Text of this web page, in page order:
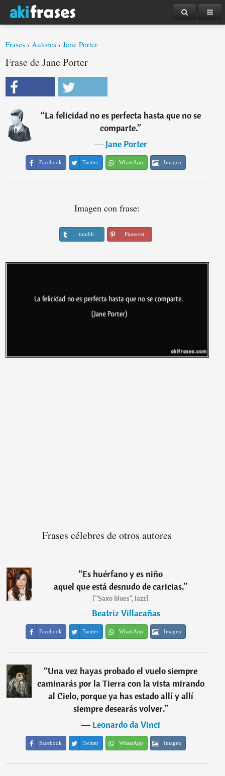
Frases ›Autores ›Jane Porter
Frase de Jane Porter
“La felicidad no es perfecta hasta que no se
comparte.”
―Jane Porter
Facebook Twitter WhatsApp Imagen
Imagen con frase:
tumblr Pinterest
Frases célebres de otros autores
“Es huérfano y es niño
aquel que está desnudo de caricias.”
[“Saxo blues”, Jazz]
―Beatriz Villacañas
Facebook Twitter WhatsApp Imagen
“Una vez hayas probado el vuelo siempre
caminarás por la Tierra con la vista mirando
al Cielo, porque ya has estado allí y allí
siempre desearás volver.”
―Leonardo da Vinci
Facebook Twitter WhatsApp Imagen